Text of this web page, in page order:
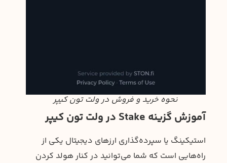
نحوه خرید و فروش در ولت تون کیپر
آموزش گزینه Stake در ولت تون کیپر
استیکینگ یا سپرده‌گذاری ارزهای دیجیتال یکی از
راه‌هایی است که شما می‌توانید در کنار هولد کردن